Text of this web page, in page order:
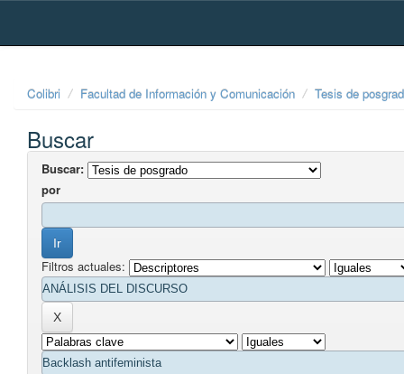
Skip
Colibri Facultad de Información y Comunicación Tesis de
Buscar
Buscar:
por
Filtros actuales: